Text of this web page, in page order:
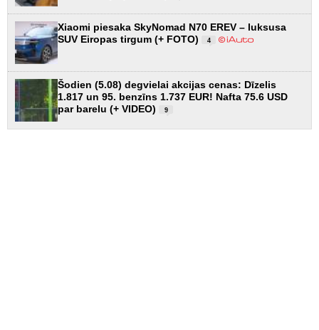
Xiaomi piesaka SkyNomad N70 EREV – luksusa
SUV Eiropas tirgum (+ FOTO)
4
Šodien (5.08) degvielai akcijas cenas: Dīzelis
1.817 un 95. benzīns 1.737 EUR! Nafta 75.6 USD
par barelu (+ VIDEO)
9